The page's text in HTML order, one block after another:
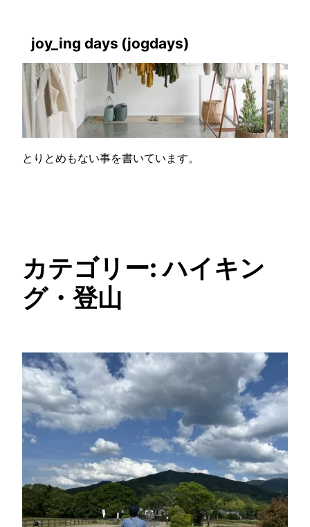
joy_ing days (jogdays)
とりとめもない事を書いています。
カテゴリー:ハイキン
グ・登山